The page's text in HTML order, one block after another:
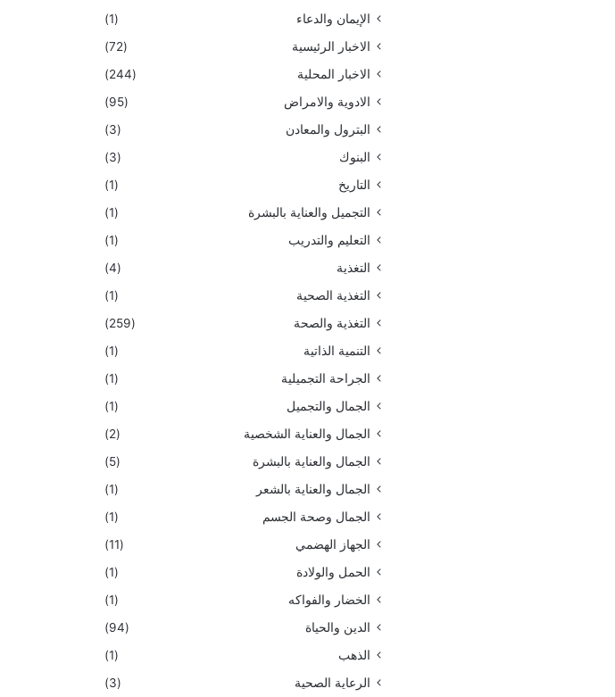
الإيمان والدعاء
(1)
الاخبار الرئيسية
(72)
الاخبار المحلية
(244)
الادوية والامراض
(95)
البترول والمعادن
(3)
البنوك
(3)
التاريخ
(1)
التجميل والعناية بالبشرة
(1)
التعليم والتدريب
(1)
التغذية
(4)
التغذية الصحية
(1)
التغذية والصحة
(259)
التنمية الذاتية
(1)
الجراحة التجميلية
(1)
الجمال والتجميل
(1)
الجمال والعناية الشخصية
(2)
الجمال والعناية بالبشرة
(5)
الجمال والعناية بالشعر
(1)
الجمال وصحة الجسم
(1)
الجهاز الهضمي
(11)
الحمل والولادة
(1)
الخضار والفواكه
(1)
الدين والحياة
(94)
الذهب
(1)
الرعاية الصحية
(3)